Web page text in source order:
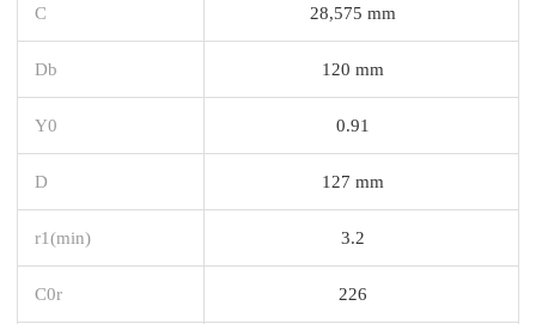
C 28,575 mm
Db 120 mm
Y0 0.91
D 127 mm
r1(min) 3.2
C0r 226